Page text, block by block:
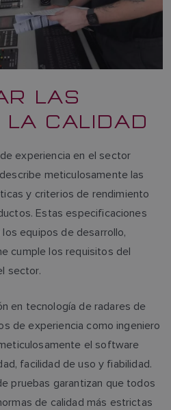
LAS
CALIDAD
experiencia en el sector
meticulosamente las
y criterios de rendimiento
Estas especificaciones
equipos de desarrollo,
cumple los requisitos del
sector.
en tecnología de radares de
de experiencia como ingeniero
el software
facilidad de uso y fiabilidad.
pruebas garantizan que todos
de calidad más estrictas